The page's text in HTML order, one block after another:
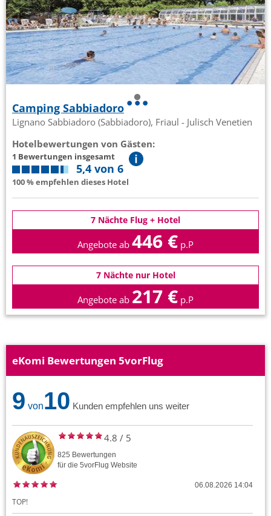
Camping Sabbiadoro
Lignano Sabbiadoro (Sabbiadoro), Friaul - Julisch Venetien
Hotelbewertungen von Gästen:
1 Bewertungen insgesamt
5,4 von 6
100 % empfehlen dieses Hotel
7 Nächte Flug + Hotel
Angebote ab 446 € p.P
7 Nächte nur Hotel
Angebote ab 217 € p.P
eKomi Bewertungen 5vorFlug
9 von10 Kunden empfehlen uns weiter
4.8 / 5
825 Bewertungen
für die 5vorFlug Website
06.08.2026 14:04
TOP!